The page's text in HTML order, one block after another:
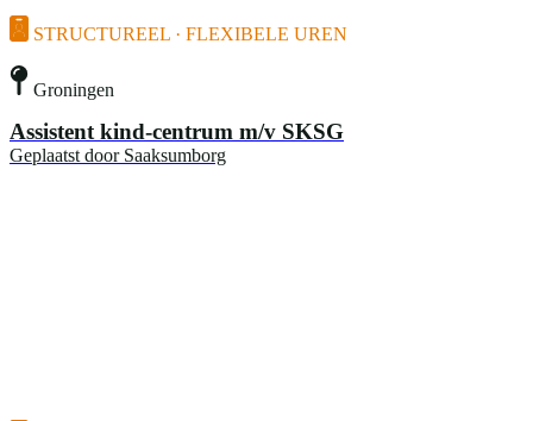
STRUCTUREEL · FLEXIBELE UREN
Groningen
Assistent kind-centrum m/v SKSG
Geplaatst door Saaksumborg